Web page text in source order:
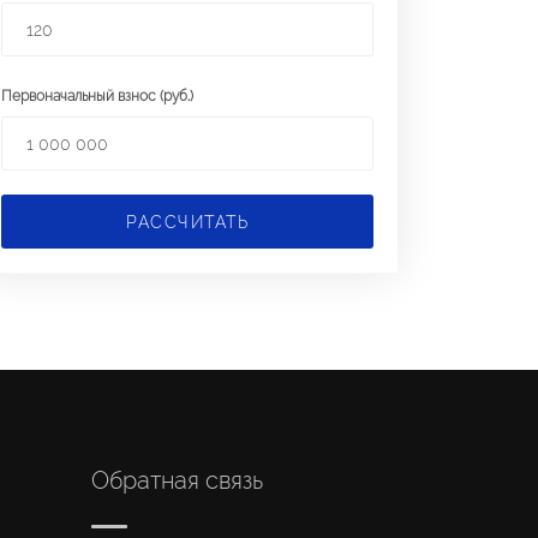
Первоначальный взнос (руб.)
РАССЧИТАТЬ
Обратная связь